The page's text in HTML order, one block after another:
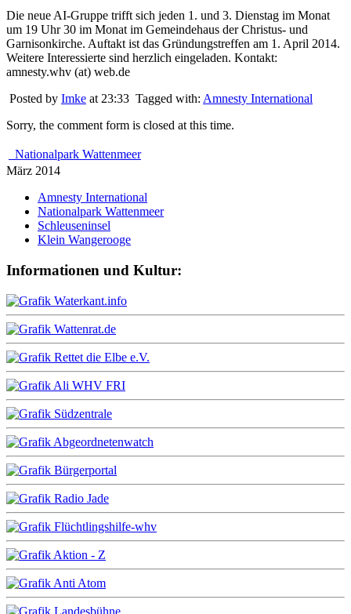
Die neue AI-Gruppe trifft sich jeden 1. und 3. Dienstag im Monat
um 19 Uhr 30 im Monat im Gemeindehaus der Christus- und
Garnisonkirche. Auftakt ist das Gründungstreffen am 1. April 2014.
Weitere Interessierte sind herzlich eingeladen. Kontakt:
amnesty.whv (at) web.de
Posted by Imke at 23:33 Tagged with: Amnesty International
Sorry, the comment form is closed at this time.
Nationalpark Wattenmeer
März 2014
Amnesty International
Nationalpark Wattenmeer
Schleuseninsel
Klein Wangerooge
Informationen und Kultur: